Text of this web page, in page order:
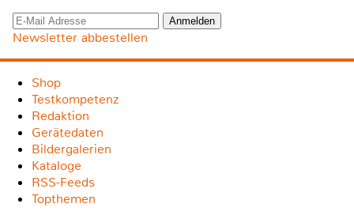
Newsletter abbestellen
Shop
Testkompetenz
Redaktion
Gerätedaten
Bildergalerien
Kataloge
RSS-Feeds
Topthemen